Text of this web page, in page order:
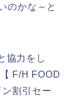
のかな～と
協力をし
F/H FOOD
割引セー